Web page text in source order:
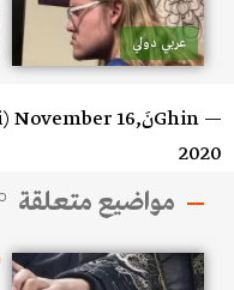
عربي دولي
— GhinنَA ???????????? (@GhinaNahfawi)
November 16,
2020
مواضيع متعلقة